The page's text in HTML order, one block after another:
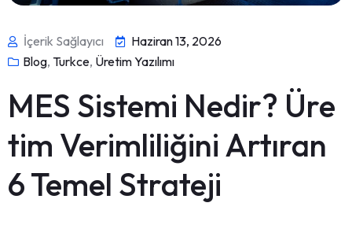
İçerik Sağlayıcı
Haziran 13, 2026
Blog, Turkce, Üretim Yazılımı
MES Sistemi Nedir? Üre
tim Verimliliğini Artıran
6 Temel Strateji